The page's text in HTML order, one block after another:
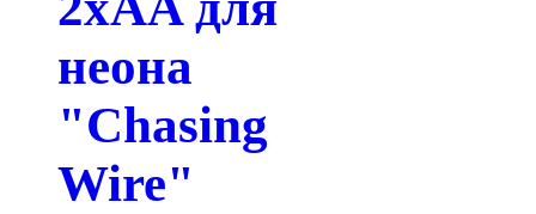
неона
"Chasing
Wire"